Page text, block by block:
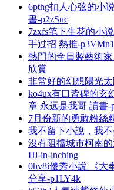
6pthg扣人心弦的小
書-p2zSuc
7zxfs笔下生花的小
手过招 熱推-p3VMn1
熱門的全日製藝術
欣賞
非常好的幻想陽光
ko4ux有口皆碑的玄
章 永远是我哥 讀書-
7月份新的勇敢粉絲
我不留下小說，我不
沒有阻擋城市柯南
Hi-in-inching
0hv8i優秀小說 《大
分享-p1LY4k